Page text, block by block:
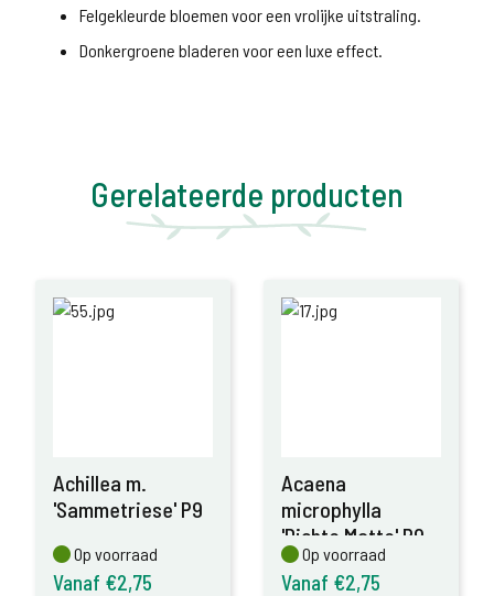
Felgekleurde bloemen voor een vrolijke uitstraling.
Donkergroene bladeren voor een luxe effect.
Gerelateerde producten
Achillea m.
'Sammetriese' P9
Op voorraad
Op voorraad
Vanaf €2,75
Acaena
microphylla
'Dichte Matte' P9
Op voorraad
Op voorraad
Vanaf €2,75